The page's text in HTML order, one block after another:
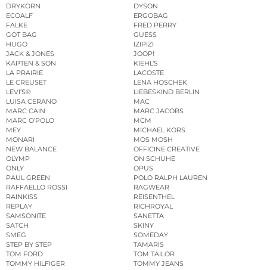
DRYKORN
DYSON
ECOALF
ERGOBAG
FALKE
FRED PERRY
GOT BAG
GUESS
HUGO
IZIPIZI
JACK & JONES
JOOP!
KAPTEN & SON
KIEHL’S
LA PRAIRIE
LACOSTE
LE CREUSET
LENA HOSCHEK
LEVI’S®
LIEBESKIND BERLIN
LUISA CERANO
MAC
MARC CAIN
MARC JACOBS
MARC O’POLO
MCM
MEY
MICHAEL KORS
MONARI
MOS MOSH
NEW BALANCE
OFFICINE CREATIVE
OLYMP
ON SCHUHE
ONLY
OPUS
PAUL GREEN
POLO RALPH LAUREN
RAFFAELLO ROSSI
RAGWEAR
RAINKISS
REISENTHEL
REPLAY
RICHROYAL
SAMSONITE
SANETTA
SATCH
SKINY
SMEG
SOMEDAY
STEP BY STEP
TAMARIS
TOM FORD
TOM TAILOR
TOMMY HILFIGER
TOMMY JEANS